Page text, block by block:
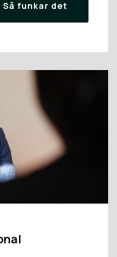
Så funkar det